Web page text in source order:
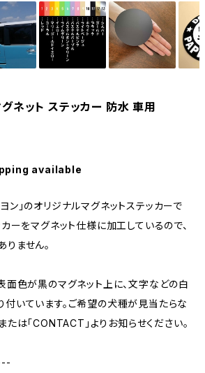
グネット ステッカー 防水 車用
available
ン」のオリジナルマグネットステッカーで
カーをマグネット仕様に加工しているので、
ません。
面色が黒のマグネット上に、文字などの白
いています。ご希望の犬種が見当たらな
たは「CONTACT」よりお知らせください。